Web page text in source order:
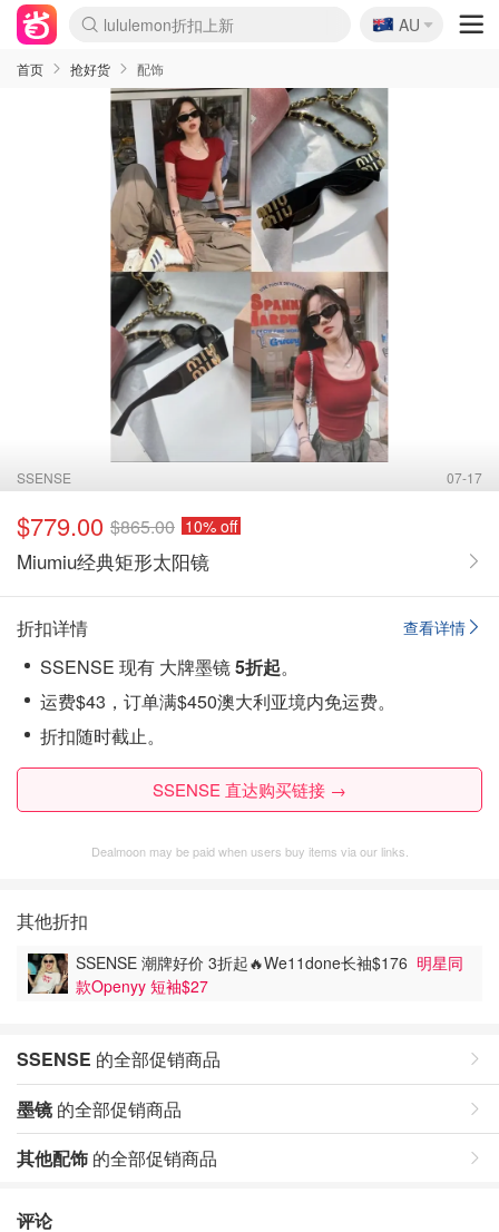
Sasa美妆护肤3.5折
SSENSE年中2.5折
FreshBeauty好价汇总
Cettire降价+叠9折
WWS Coles超市实拍
viagogo二手票捡漏
Myer超级周末
The Outnet奢牌1折起
David Jones 3折起
Flannels大牌1折
Perfumes Club护肤1折
AMIRO面罩$251
Amazon折扣汇总
eToro入金$200送$50
Amazon数码好物
ICONIC本周7.5折
ThedoubleF高奢地板价
Moose Knuckles 6折
丝芙兰5折起
EUFY摄像头$98
Selenichast首饰2折
Trip机票酒店促销
YSL送5件彩妆礼
Amazon家居好物
Amazon美妆护肤
雅漾大喷$8
过敏原检测盒$33
伊索独家赠50ml沐浴露
科颜氏高保湿面霜$29
SEALIFE海洋馆门票6折
丝塔芙大白罐$16
订阅Newsletter送香薰
Cult Beauty 6.8折
Harrods圣诞日历$525
LN-CC奢牌私促3折
d'Alba空姐喷雾$16
EVE LOM套装£56
Bernardelli独家4折
Adore Beauty 6折起
CT圣诞日历
Mytheresa奢品2.7折
Luxury Escapes 9折
Currentbody美容仪$881
MOON Garden Live
Roborock扫地机$649
Tingo Life水杯$24
Valentino官网5折
CR洗护套装$23
修丽可4件套$159
Myer彩妆2件7折
GANNI官网4.5折
Stylevana韩妆4折
Tessabit高奢8.5折
OGX洗发水$11
Amazon阿德莱德次日达
卡诗8.5折+赠礼
Philips Hue灯具8折
🇦🇺
AU
首页 抢好货 配饰
SSENSE 07-17
$779.00 $865.00 10% off
Miumiu经典矩形太阳镜
查看详情
折扣详情
SSENSE 现有 大牌墨镜5折起。
运费$43，订单满$450澳大利亚境内免运费。
折扣随时截止。
SSENSE 直达购买链接 →
Dealmoon may be paid when users buy items via our links.
其他折扣
SSENSE 潮牌好价 3折起🔥We11done长袖$176 明星同
款Openyy 短袖$27
SSENSE 的全部促销商品
墨镜 的全部促销商品
其他配饰 的全部促销商品
评论